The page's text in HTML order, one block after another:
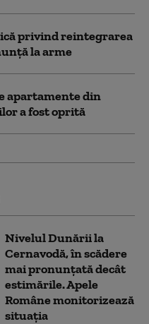
privind reintegrarea
la arme
apartamente din
a fost oprită
Nivelul Dunării la
Cernavodă, în scădere
mai pronunțată decât
estimările. Apele
Române monitorizează
situația